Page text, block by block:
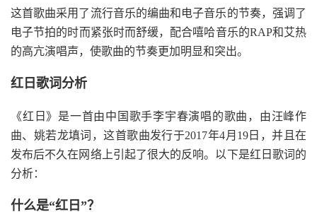
这首歌曲采用了流行音乐的编曲和电子音乐的节奏，强调了
电子节拍的时而紧张时而舒缓，配合嘻哈音乐的RAP和艾热
的高亢演唱声，使歌曲的节奏更加明显和突出。
红日歌词分析
《红日》是一首由中国歌手李宇春演唱的歌曲，由汪峰作
曲、姚若龙填词，这首歌曲发行于2017年4月19日，并且在
发布后不久在网络上引起了很大的反响。以下是红日歌词的
分析：
什么是“红日”？